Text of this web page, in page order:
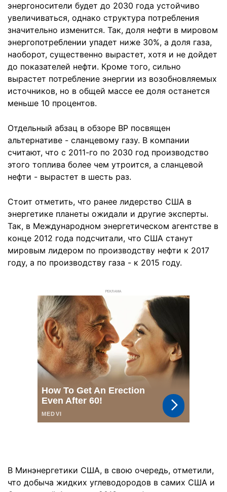
энергоносители будет до 2030 года устойчиво
увеличиваться, однако структура потребления
значительно изменится. Так, доля нефти в мировом
энергопотреблении упадет ниже 30%, а доля газа,
наоборот, существенно вырастет, хотя и не дойдет
до показателей нефти. Кроме того, сильно
вырастет потребление энергии из возобновляемых
источников, но в общей массе ее доля останется
меньше 10 процентов.
Отдельный абзац в обзоре BP посвящен
альтернативе - сланцевому газу. В компании
считают, что с 2011-го по 2030 год производство
этого топлива более чем утроится, а сланцевой
нефти - вырастет в шесть раз.
Стоит отметить, что ранее лидерство США в
энергетике планеты ожидали и другие эксперты.
Так, в Международном энергетическом агентстве в
конце 2012 года подсчитали, что США станут
мировым лидером по производству нефти к 2017
году, а по производству газа - к 2015 году.
РЕКЛАМА
В Минэнергетики США, в свою очередь, отметили,
что добыча жидких углеводородов в самих США и